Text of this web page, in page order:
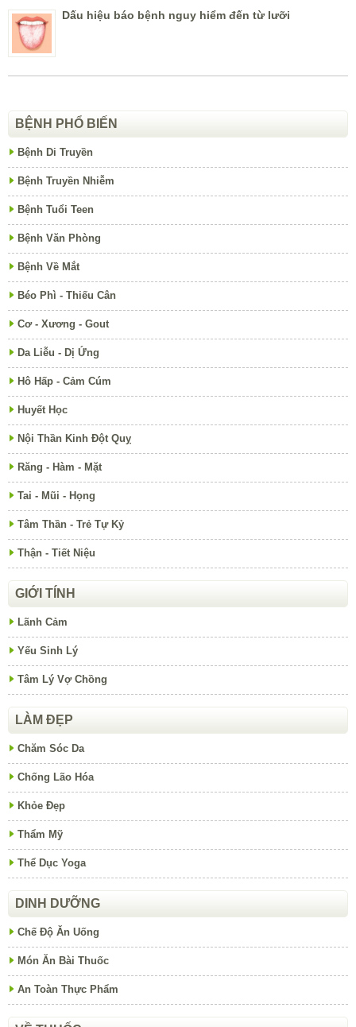
Dấu hiệu báo bệnh nguy hiểm đến từ lưỡi
BỆNH PHỔ BIẾN
Bệnh Di Truyền
Bệnh Truyền Nhiễm
Bệnh Tuổi Teen
Bệnh Văn Phòng
Bệnh Về Mắt
Béo Phì - Thiếu Cân
Cơ - Xương - Gout
Da Liễu - Dị Ứng
Hô Hấp - Cảm Cúm
Huyết Học
Nội Thần Kinh Đột Quỵ
Răng - Hàm - Mặt
Tai - Mũi - Họng
Tâm Thần - Trẻ Tự Kỷ
Thận - Tiết Niệu
GIỚI TÍNH
Lãnh Cảm
Yếu Sinh Lý
Tâm Lý Vợ Chồng
LÀM ĐẸP
Chăm Sóc Da
Chống Lão Hóa
Khỏe Đẹp
Thẩm Mỹ
Thể Dục Yoga
DINH DƯỠNG
Chế Độ Ăn Uống
Món Ăn Bài Thuốc
An Toàn Thực Phẩm